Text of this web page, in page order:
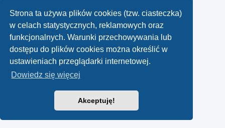
Strona ta używa plików cookies (tzw. ciasteczka)
w celach statystycznych, reklamowych oraz
funkcjonalnych. Warunki przechowywania lub
dostępu do plików cookies można określić w
ustawieniach przeglądarki internetowej.
Dowiedz się więcej
Akceptuję!